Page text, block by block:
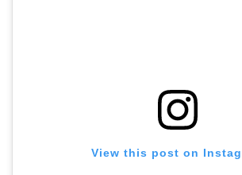
View this post on